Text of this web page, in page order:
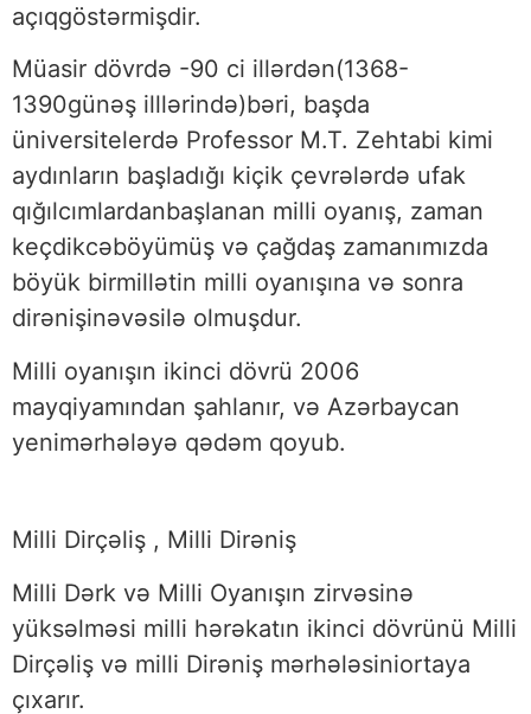
açıqgöstərmişdir.
Müasir dövrdə -90 ci illərdən(1368-
1390günəş illlərində)bəri, başda
üniversitelerdə Professor M.T. Zehtabi kimi
aydınların başladığı kiçik çevrələrdə ufak
qığılcımlardanbaşlanan milli oyanış, zaman
keçdikcəböyümüş və çağdaş zamanımızda
böyük birmillətin milli oyanışına və sonra
dirənişinəvəsilə olmuşdur.
Milli oyanışın ikinci dövrü 2006
mayqiyamından şahlanır, və Azərbaycan
yenimərhələyə qədəm qoyub.
Milli Dirçəliş , Milli Dirəniş
Milli Dərk və Milli Oyanışın zirvəsinə
yüksəlməsi milli hərəkatın ikinci dövrünü Milli
Dirçəliş və milli Dirəniş mərhələsiniortaya
çıxarır.